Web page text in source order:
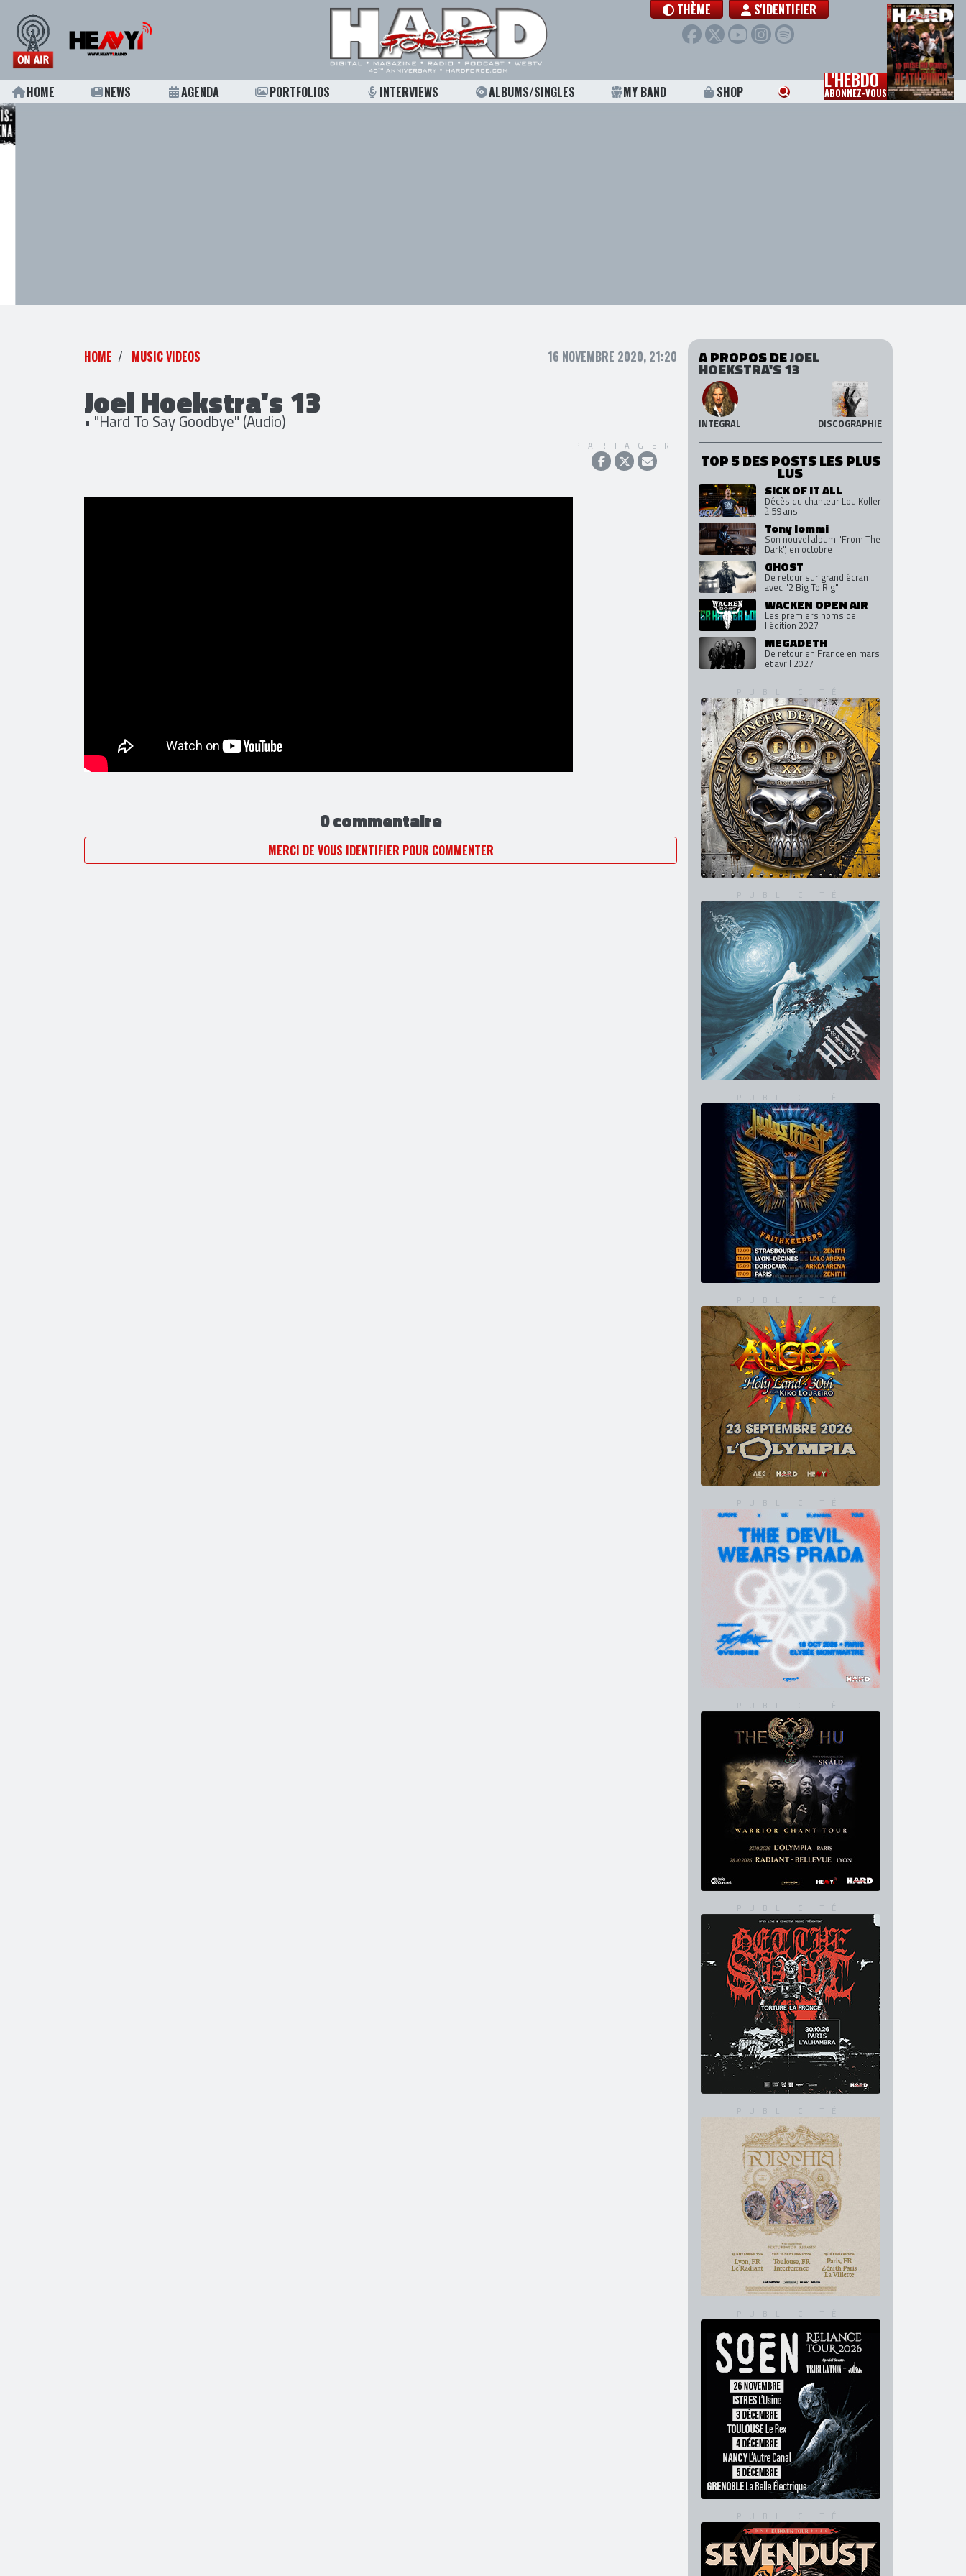
THÈME S'IDENTIFIER
HOME NEWS AGENDA PORTFOLIOS INTERVIEWS ALBUMS/SINGLES MY BAND SHOP L'HEBDO
ABONNEZ-VOUS
HOME MUSIC VIDEOS
Joel Hoekstra's 13
0 commentaire
A PROPOS DE
HOEKSTRA'S 13
INTEGRAL DISCOGRAPHIE
TOP 5 DES POSTS LES PLUS
LUS
SICK OF IT ALL
Décès du chanteur Lou Koller
à 59 ans
Tony Iommi
Son nouvel album "From The
Dark", en octobre
GHOST
De retour sur grand écran
avec "2 Big To Rig" !
WACKEN OPEN AIR
Les premiers noms de
l'édition 2027
De retour en France en mars
et avril 2027